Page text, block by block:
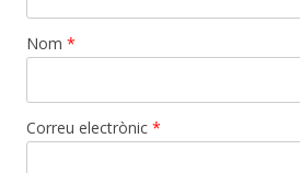
Nom *
Correu electrònic *